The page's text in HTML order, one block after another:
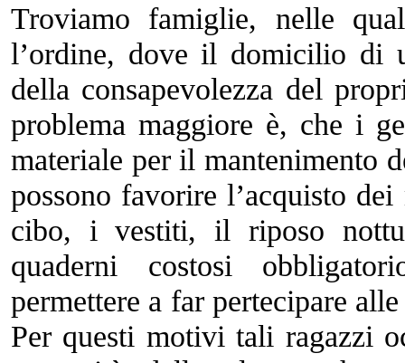
Troviamo famiglie, nelle
l’ordine, dove il domicilio di
della consapevolezza del
problema maggiore è, che i
materiale per il mantenimento
possono favorire l’acquisto
cibo, i vestiti, il riposo
quaderni costosi
permettere a far pertecipare
Per questi motivi tali ragazzi